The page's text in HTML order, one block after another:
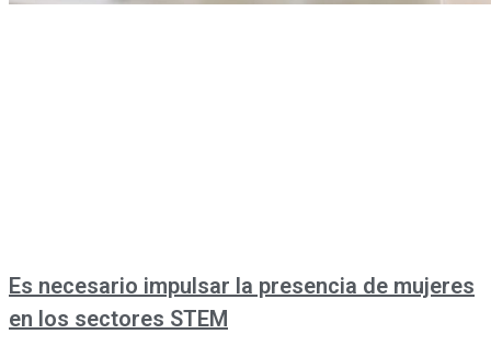
Es necesario impulsar la presencia de mujeres
en los sectores STEM